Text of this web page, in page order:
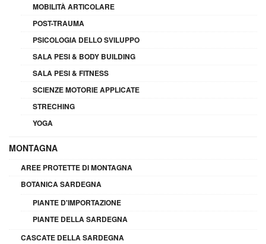
MOBILITÀ ARTICOLARE
POST-TRAUMA
PSICOLOGIA DELLO SVILUPPO
SALA PESI & BODY BUILDING
SALA PESI & FITNESS
SCIENZE MOTORIE APPLICATE
STRECHING
YOGA
MONTAGNA
AREE PROTETTE DI MONTAGNA
BOTANICA SARDEGNA
PIANTE D'IMPORTAZIONE
PIANTE DELLA SARDEGNA
CASCATE DELLA SARDEGNA